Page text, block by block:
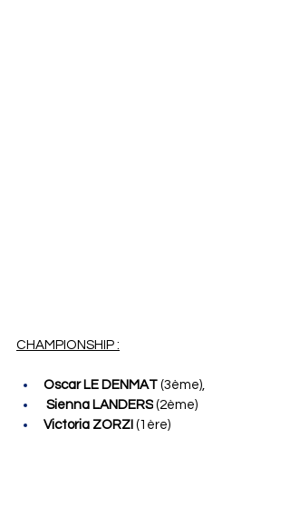
CHAMPIONSHIP :
Oscar LE DENMAT (3ème),
Sienna LANDERS (2ème)
Victoria ZORZI (1ère)